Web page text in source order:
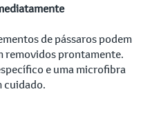
de pássaros podem
removidos prontamente.
e uma microfibra
cuidado.